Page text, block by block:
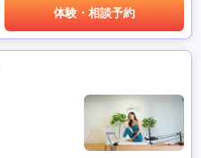
体験・相談予約